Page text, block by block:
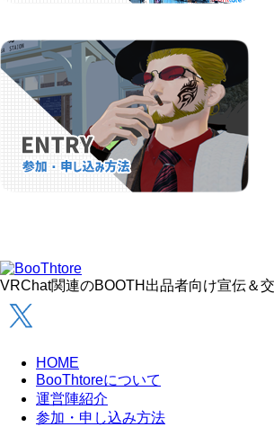
VRChat関連のBOOTH出品者向け宣伝＆
HOME
BooThtoreについて
運営陣紹介
参加・申し込み方法